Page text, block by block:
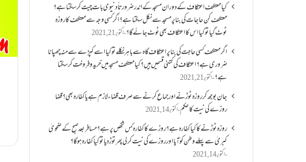
کیا معتکف اعتکاف کے دوران مسجد کے اندر ضرورتاً دنیوی بات چیت کر سکتا ہے؟
معتکف کن حاجات کی بنا پر مسجد سے نکل سکتا ہے؟ اگر کسی وجہ سے معتکف کا روزہ
ٹوٹ گیا تو کیا اس کا اعتکاف بھی ٹوٹ جائے گا؟ اکتوبر 21, 2021
اگر معتکف کسی حاجت کی بنا پر اعتکاف گاہ سے باہر نکلے تو کیا اسے کپڑے سے منہ چھپانا
ضروری ہے؟اعتکاف کی کتنی قسمیں ہیں؟کیا معتکف مسجد میں خرید و فروخت کر سکتا
ہے؟ اکتوبر 21, 2021
جان بوجھ کر روزہ ٹوڑنے اور جماع کرنے سے صرف قضاء لازم ہے یا کفارہ بھی؟ قضا
روزے کی نیت کا حکماکتوبر 14, 2021
روزہ ٹوڑنے کا کیا کفارہ ہے؟روزے کا کفارہ کس شخص پر ہے؟ مسافر بعد صبح کے ضحویٰ
کبریٰ سے پہلے وطن کو آیا اور روزے کی نیت کر لی پھر توڑ دیا تو کیا کفارہ ہو گا؟
اکتوبر 14, 2021